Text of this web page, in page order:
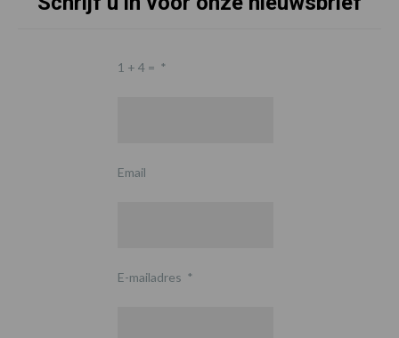
1 + 4 = *
Email
E-mailadres *